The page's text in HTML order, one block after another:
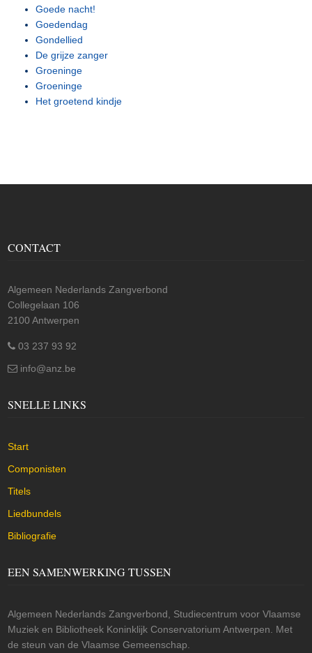
Goede nacht!
Goedendag
Gondellied
De grijze zanger
Groeninge
Groeninge
Het groetend kindje
CONTACT
Algemeen Nederlands Zangverbond
Collegelaan 106
2100 Antwerpen
03 237 93 92
info@anz.be
SNELLE LINKS
Start
Componisten
Titels
Liedbundels
Bibliografie
EEN SAMENWERKING TUSSEN
Algemeen Nederlands Zangverbond, Studiecentrum voor Vlaamse
Muziek en Bibliotheek Koninklijk Conservatorium Antwerpen. Met
de steun van de Vlaamse Gemeenschap.